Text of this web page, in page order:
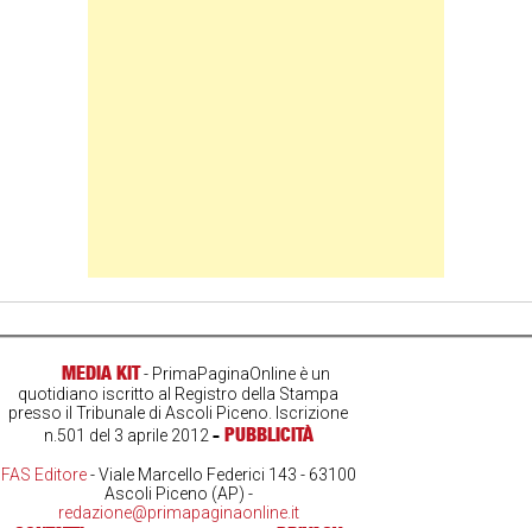
MEDIA KIT- PrimaPaginaOnline è un
quotidiano iscritto al Registro della Stampa
presso il Tribunale di Ascoli Piceno. Iscrizione
n.501 del 3 aprile 2012- PUBBLICITÀ
FAS Editore- Viale Marcello Federici 143 - 63100
Ascoli Piceno (AP) -
redazione@primapaginaonline.it